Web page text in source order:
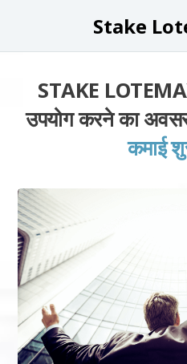
Stake
STAKE
उपयोग करने का
कमाई